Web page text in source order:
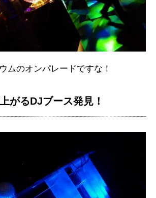
ムのオンパレードですな！
がるDJブース発見！